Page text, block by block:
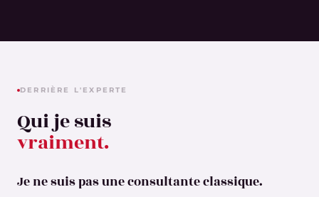
DERRIÈRE L'EXPERTE
Qui je suis
vraiment.
Je ne suis pas une consultante classique.